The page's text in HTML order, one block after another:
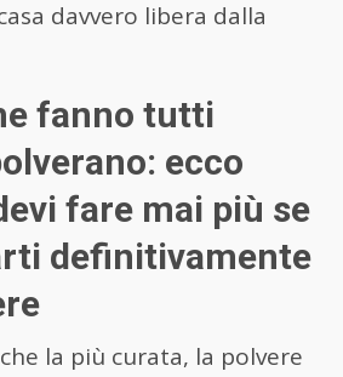
davvero libera dalla
fanno tutti
ecco
fare mai più se
definitivamente
la più curata, la polvere